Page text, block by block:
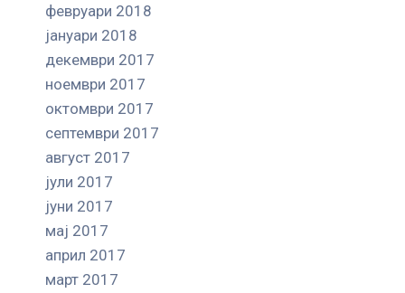
февруари 2018
јануари 2018
декември 2017
ноември 2017
октомври 2017
септември 2017
август 2017
јули 2017
јуни 2017
мај 2017
април 2017
март 2017